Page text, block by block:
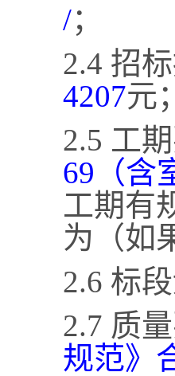
/；
2.4 招
4207元；
2.5 工
69（含
工期有
为（如
2.6 标
2.7 质量
规范》